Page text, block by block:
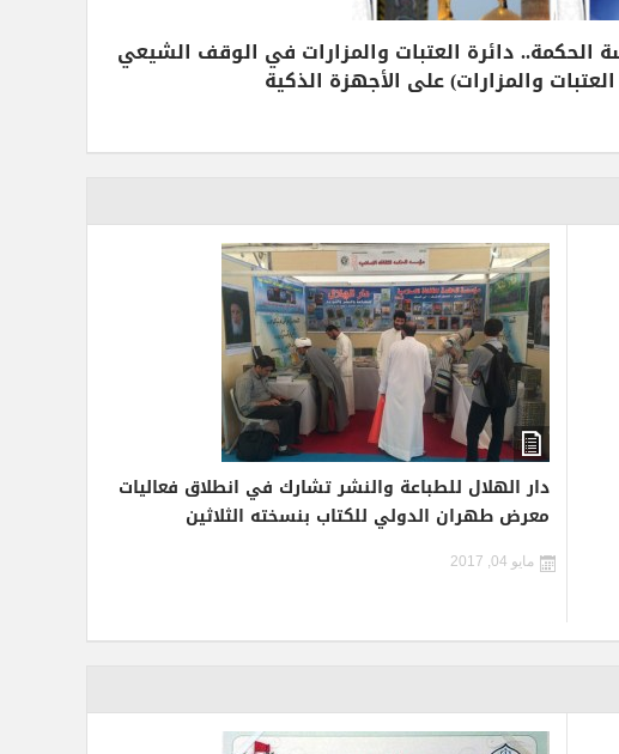
الحكمة.. دائرة العتبات والمزارات في الوقف الشيعي
والمزارات) على الأجهزة الذكية
دار الهلال للطباعة والنشر تشارك في انطلاق فعاليات
معرض طهران الدولي للكتاب بنسخته الثلاثين
مايو 04, 2017